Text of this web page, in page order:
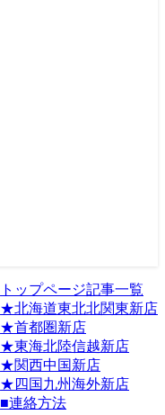
トップページ記事一覧
★北海道東北北関東新店
★首都圏新店
★東海北陸信越新店
★関西中国新店
★四国九州海外新店
■連絡方法